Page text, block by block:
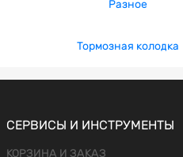
Разное
Тормозная колодка
СЕРВИСЫ И ИНСТРУМЕНТЫ
КОРЗИНА И ЗАКАЗ